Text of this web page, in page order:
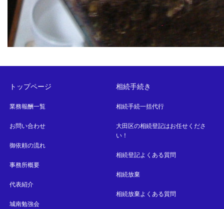
トップページ
業務報酬一覧
お問い合わせ
御依頼の流れ
事務所概要
代表紹介
城南勉強会
相続手続き
相続手続一括代行
大田区の相続登記はお任せくださ
い！
相続登記よくある質問
相続放棄
相続放棄よくある質問